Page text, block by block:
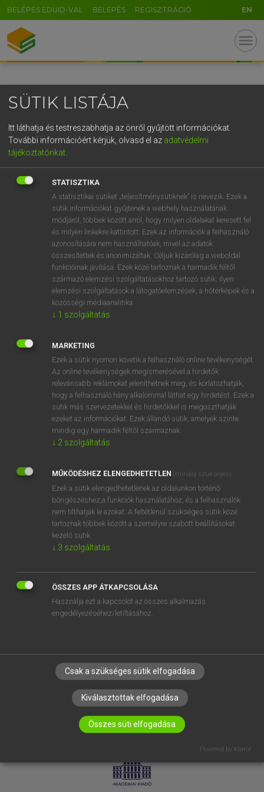
BELÉPÉS EDUID-VAL BELÉPÉS REGISZTRÁCIÓ EN
menu
OOOOPS!
SZOTAR.NET APPLIKÁCIÓ
MICROSOFT OFFICE BŐVÍTMÉNY
BEÉPÜLŐ SZÓTÁRMODUL
ONLINE NYELVVIZSGA
EGYÉNI FELHASZNÁLÓKNAK
TANULÓKNAK
OKTATÁSI INTÉZMÉNYEKNEK
VÁLLALATI MEGOLDÁSOK
RÓLUNK
ELÉRHETŐSÉG
SÜTI BEÁLLÍTÁSOK
LICENCSZERZŐDÉS ADATVÉDELEM
SÜTIK LISTÁJA
Itt láthatja és testreszabhatja az önről gyűjtött információkat.
További információért kérjük, olvasd el az adatvédelmi
tájékoztatónkat
STATISZTIKA
A statisztikai sütiket „teljesítménysütiknek” is nevezik. Ezek a
sütik információkat gyűjtenek a webhely használatának
módjáról, többek között arról, hogy milyen oldalakat keresett fel
és milyen linkekre kattintott. Ezek az információk a felhasználó
azonosítására nem használhatóak, mivel az adatok
összesítettek és anonimizáltak. Céljuk kizárólag a weboldal
funkcióinak javítása. Ezek közé tartoznak a harmadik féltől
származó elemzési szolgáltatásokhoz tartozó sütik; ilyen
elemzési szolgáltatások a látogatóelemzések, a hőtérképek és a
közösségi médiaanalitika.
↓ 1 szolgáltatás
MARKETING
Ezek a sütik nyomon követik a felhasználó online tevékenységét.
Az online tevékenységek megismerésével a hirdetők
relevánsabb reklámokat jeleníthetnek meg, és korlátozhatják,
hogy a felhasználó hány alkalommal láthat egy hirdetést. Ezek a
sütik más szervezetekkel és hirdetőkkel is megoszthatják
ezeket az információkat. Ezek állandó sütik, amelyek szinte
mindig egy harmadik féltől származnak.
↓ 2 szolgáltatás
MŰKÖDÉSHEZ ELENGEDHETETLEN (mindig szükséges)
Ezek a sütik elengedhetetlenek az oldalunkon történő
böngészéshez,a funkciók használatához, és a felhasználók
nem tilthatják le azokat. A feltétlenül szükséges sütik közé
tartoznak többek között a személyre szabott beállításokat
kezelő sütik.
↓ 3 szolgáltatás
ÖSSZES APP ÁTKAPCSOLÁSA
Használja ezt a kapcsolót az összes alkalmazás
engedélyezéséhez/letiltásához.
Csak a szükséges sütik elfogadása
Kiválasztottak elfogadása
Összes süti elfogadása
Powered by Klaro!
GR
5
g h k l
v b n m , . - AltGr